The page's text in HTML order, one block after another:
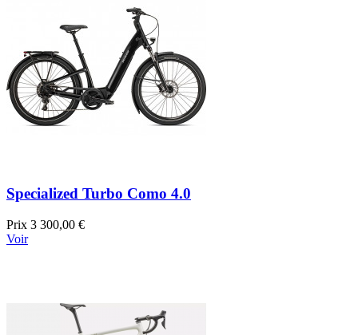
Specialized Turbo Como 4.0
Prix 3 300,00 €
Voir